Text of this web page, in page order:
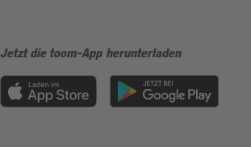
Jetzt die toom-App herunterladen